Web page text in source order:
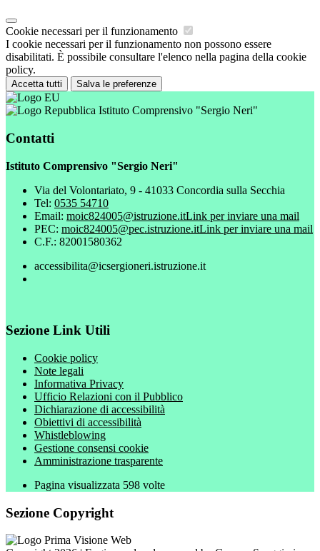
Cookie necessari per il funzionamento
I cookie necessari per il funzionamento non possono essere
disabilitati. È possibile consultare l'elenco nella pagina della cookie
policy.
Accetta tutti Salva le preferenze
Istituto Comprensivo "Sergio Neri"
Contatti
Istituto Comprensivo "Sergio Neri"
Via del Volontariato, 9 - 41033 Concordia sulla Secchia
Tel: 0535 54710
Email: moic824005@istruzione.itLink per inviare una mail
PEC: moic824005@pec.istruzione.itLink per inviare una mail
C.F.: 82001580362
accessibilita@icsergioneri.istruzione.it
Sezione Link Utili
Cookie policy
Note legali
Informativa Privacy
Ufficio Relazioni con il Pubblico
Dichiarazione di accessibilità
Obiettivi di accessibilità
Whistleblowing
Gestione consensi cookie
Amministrazione trasparente
Pagina visualizzata 598 volte
Sezione Copyright